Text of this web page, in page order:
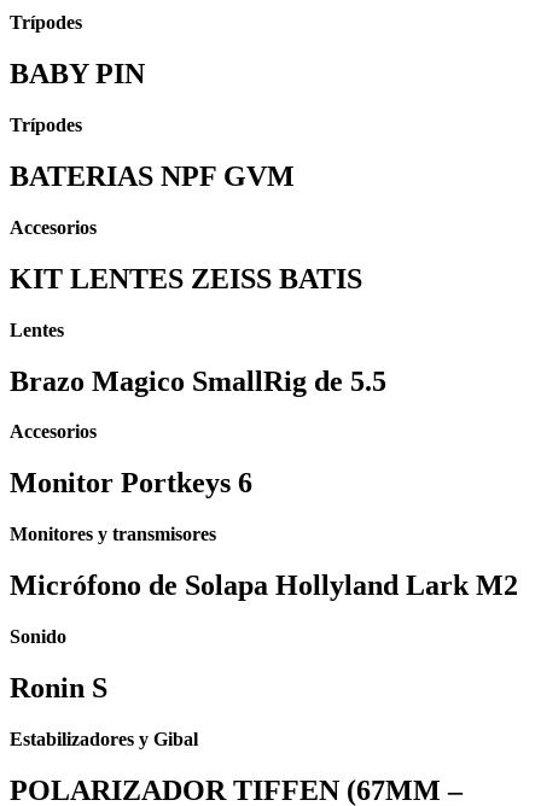
Trípodes
BABY PIN
Trípodes
BATERIAS NPF GVM
Accesorios
KIT LENTES ZEISS BATIS
Lentes
Brazo Magico SmallRig de 5.5
Accesorios
Monitor Portkeys 6
Monitores y transmisores
Micrófono de Solapa Hollyland Lark M2
Sonido
Ronin S
Estabilizadores y Gibal
POLARIZADOR TIFFEN (67MM –